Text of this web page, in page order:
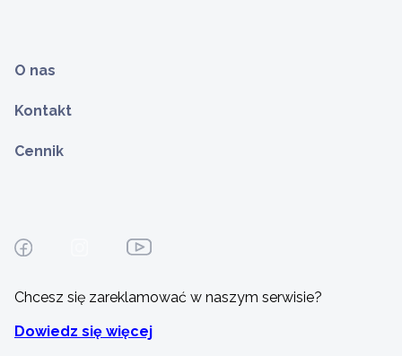
O nas
Kontakt
Cennik
Chcesz się zareklamować w naszym serwisie?
Dowiedz się więcej